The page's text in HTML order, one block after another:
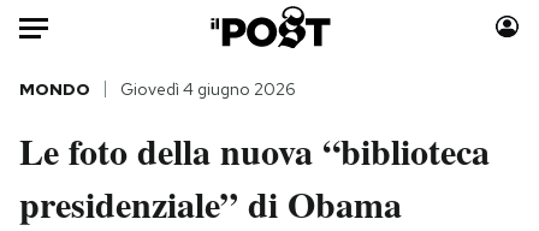
Auto
HOME
Italia
Moda
MONDO Giovedì 4 giugno 2026
Le foto della nuova “biblioteca
presidenziale” di Obama